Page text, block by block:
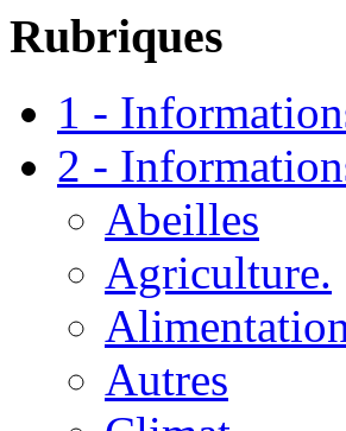
Rubriques
1 -
2 -
Abeilles
Agriculture.
Autres